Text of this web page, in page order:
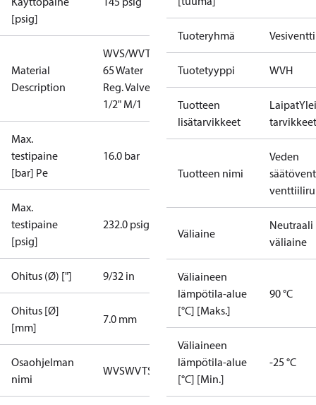
[psig]
Material
Description
WVS/WVTS
65 Water
Reg. Valve 2
1/2" M/1
Max.
testipaine
[bar] Pe
16.0 bar
Max.
testipaine
[psig]
232.0 psig
Ohitus (Ø) ["] 9/32 in
Ohitus [Ø]
[mm]
7.0 mm
Osaohjelman
nimi
WVSWVTS
Tuoteryhmä
Tuotetyyppi WVH
Tuotteen
lisätarvikkeet
Laipat
tarvikkeet
Tuotteen nimi
Veden
Väliaine
Neutraali
väliaine
Väliaineen
lämpötila-alue
[°C] [Maks.]
90 °C
Väliaineen
lämpötila-alue
[°C] [Min.]
-25 °C